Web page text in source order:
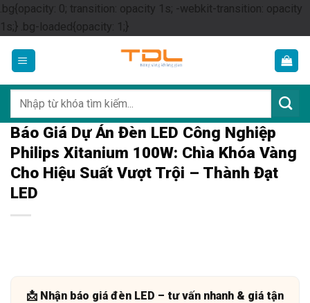
.bg{opacity: 0; transition: opacity 1s; -webkit-transition: opacity
1s;} .bg-loaded{opacity: 1;}Skip
content
kiếm:
Báo Giá Dự Án Đèn LED Công Nghiệp
Philips Xitanium 100W: Chìa Khóa Vàng
Cho Hiệu Suất Vượt Trội – Thành Đạt
LED
📩 Nhận báo giá đèn LED – tư vấn nhanh & giá tận